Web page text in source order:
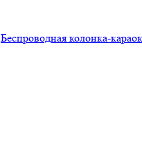
Беспроводная колонка-